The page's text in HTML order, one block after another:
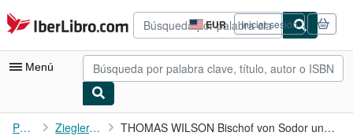
Pasar al contenido principal
IberLibro.com EUR
Preferencias
de
compra
del
Iniciar sesión
Menú
Mi cuenta
Portada Ziegler, Alois B. THOMAS WILSON Bischof von Sodor und Man 1663-1755. Ein Beitrag ...